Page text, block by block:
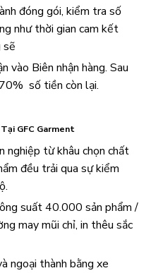
đóng gói, kiểm tra số
như thời gian cam kết
sẽ
vào Biên nhận hàng. Sau
số tiền còn lại.
GFC Garment
nghiệp từ khâu chọn chất
đều trải qua sự kiểm
suất 40.000 sản phẩm /
may mũi chỉ, in thêu sắc
ngoại thành bằng xe